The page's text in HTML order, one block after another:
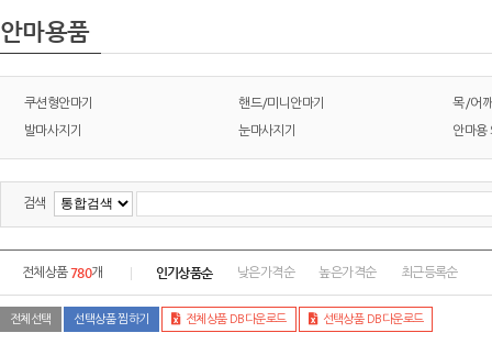
안마용품
쿠션형안마기 핸드/미니안마기 목/어
발마사지기 눈마사지기 안마용
검색
전체상품780개 인기상품순 낮은가격순 높은가격순 최근등록순
전체선택 선택상품 찜하기 전체상품 DB다운로드 선택상품 DB다운로드